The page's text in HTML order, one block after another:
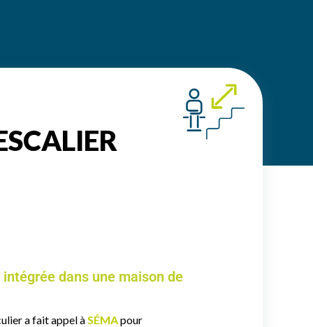
dans une maison de
a fait appel àSÉMApour